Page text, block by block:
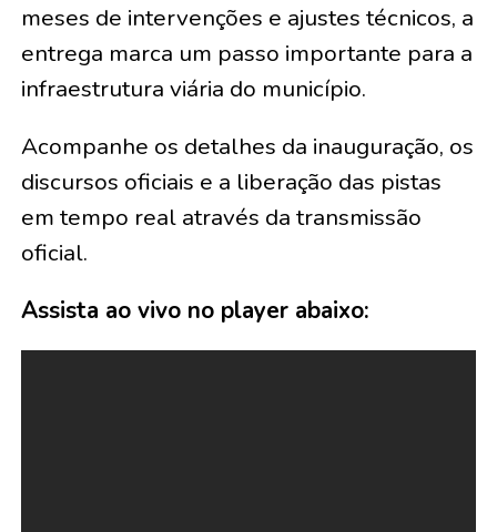
meses de intervenções e ajustes técnicos, a
entrega marca um passo importante para a
infraestrutura viária do município.
Acompanhe os detalhes da inauguração, os
discursos oficiais e a liberação das pistas
em tempo real através da transmissão
oficial.
Assista ao vivo no player abaixo: